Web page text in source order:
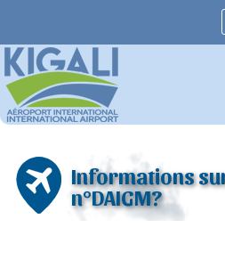
Informations
n°DAIGM?